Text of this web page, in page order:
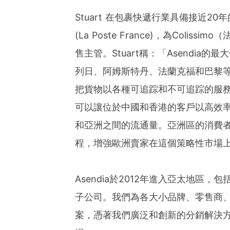
Stuart 在包裹快遞行業具備接近20
(La Poste France)，為Colissimo（
售主管。Stuart稱：「Asendia的最
列日、阿姆斯特丹、法蘭克福和巴黎
把貨物以各種可追踪和不可追踪的服
可以讓位於中國和香港的客戶以高效
和亞洲之間的流通量。亞洲區的消費
程，增強歐洲賣家在這個策略性市場
Asendia於2012年進入亞太地區，包
子公司。我們為各大小品牌、零售商
案，憑著我們廣泛和創新的分銷解決